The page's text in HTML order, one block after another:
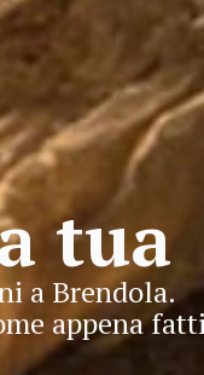
tua
a Brendola.
appena